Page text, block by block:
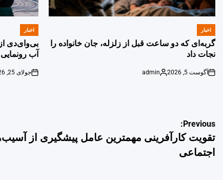
POSTED
IN
اخبار
گربه‌ای که دو ساعت قبل از زلزله، جان خانواده را
نجات داد
on
آگوست 5, 2026
Posted
admin
POSTED
اخبار
بی‌وای‌دی
آب
on
جولای 25, 2026
راهبری
نوشته
Previous:
تقویت کارآفرینی مهمترین عامل پیشگیری از
اجتماعی